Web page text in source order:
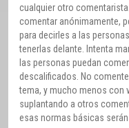
cualquier otro
comentar anónimamente,
para decirles a las
tenerlas delante. Intenta
las personas puedan
descalificados. No
tema, y mucho menos con
suplantando a otros
esas normas básicas serán